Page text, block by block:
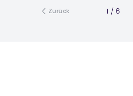
Zurück 1 / 6